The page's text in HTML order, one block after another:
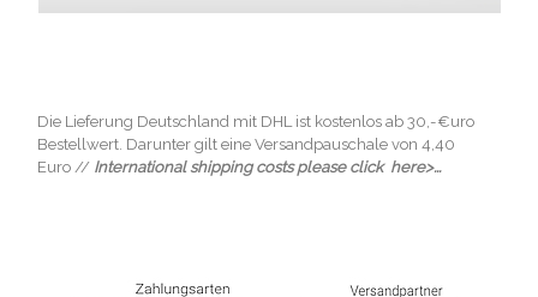
Die Lieferung Deutschland mit DHL ist kostenlos ab 30,-€uro
Bestellwert. Darunter gilt eine Versandpauschale von 4,40
Euro // International shipping costs please click here>...